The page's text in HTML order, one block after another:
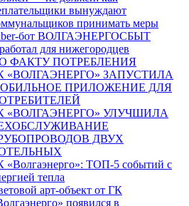
вынуждают
принимать меры
бот ВОЛГАЭНЕРГОСБЫТ
для нижегородцев
ФАКТУ ПОТРЕБЛЕНИЯ
«ВОЛГАЭНЕРГО» ЗАПУСТИЛА
ПРИЛОЖЕНИЕ ДЛЯ
«ВОЛГАЭНЕРГО» УЛУЧШИЛА
ДВУХ
«Волгаэнерго»: ТОП-5 событий с
тепла
арт-объект от ГК
появился в